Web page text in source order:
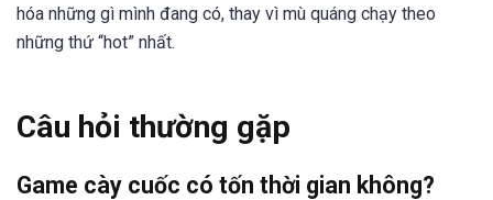
hóa những gì mình đang có, thay vì mù quáng chạy theo
những thứ “hot” nhất.
Câu hỏi thường gặp
Game cày cuốc có tốn thời gian không?